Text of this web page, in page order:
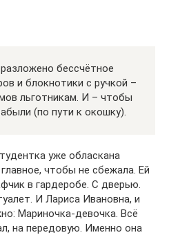
бессчётное
и блокнотики с ручкой –
льготникам. И – чтобы
(по пути к окошку).
уже обласкана
чтобы не сбежала. Ей
в гардеробе. С дверью.
И Лариса Ивановна, и
Мариночка-девочка. Всё
на передовую. Именно она